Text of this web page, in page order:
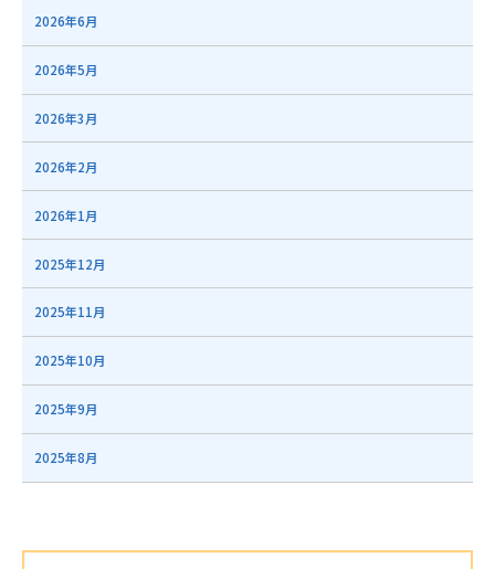
2026年6月
2026年5月
2026年3月
2026年2月
2026年1月
2025年12月
2025年11月
2025年10月
2025年9月
2025年8月